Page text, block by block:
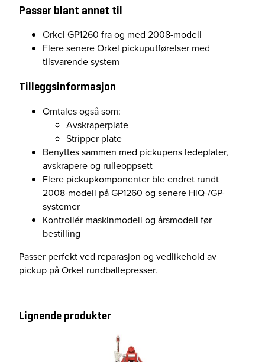
Passer blant annet til
Orkel GP1260 fra og med 2008-modell
Flere senere Orkel pickuputførelser med
tilsvarende system
Tilleggsinformasjon
Omtales også som:
Avskraperplate
Stripper plate
Benyttes sammen med pickupens ledeplater,
avskrapere og rulleoppsett
Flere pickupkomponenter ble endret rundt
2008-modell på GP1260 og senere HiQ-/GP-
systemer
Kontrollér maskinmodell og årsmodell før
bestilling
Passer perfekt ved reparasjon og vedlikehold av
pickup på Orkel rundballepresser.
Lignende produkter